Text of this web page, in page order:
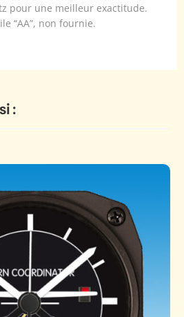
pour une meilleur exactitude.
“AA”, non fournie.
: